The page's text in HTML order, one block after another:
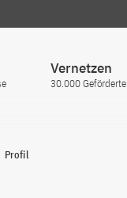
Vernetzen
30.000 Geförderte
Profil